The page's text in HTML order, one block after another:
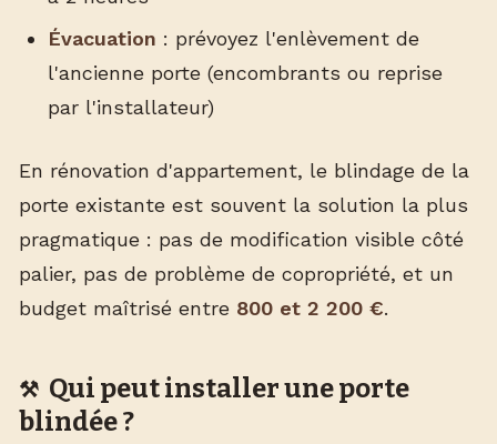
Évacuation : prévoyez l'enlèvement de
l'ancienne porte (encombrants ou reprise
par l'installateur)
En rénovation d'appartement, le blindage de la
porte existante est souvent la solution la plus
pragmatique : pas de modification visible côté
palier, pas de problème de copropriété, et un
budget maîtrisé entre 800 et 2 200 €.
Qui peut installer une porte
blindée ?